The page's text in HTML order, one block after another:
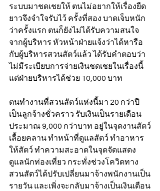
ระบบมาชดเชยให้ ตนไม่อยากให้เรื่องยืด
ยาวจึงจำใจรับไว้ ครั้งที่สอง บาดเจ็บหนัก
ว่าครั้งแรก ตนก็ยังไม่ได้รับความสนใจ
จากผู้บริหาร หัวหน้าฝ่ายแจ้งว่าได้หารือ
กับผู้บริหารสวนสัตว์แล้ว ได้รับคำตอบว่า
ไม่มีระเบียบการจ่ายเงินชดเชยในเรื่องนี้
แต่ฝ่ายบริหารได้ช่วย 10,000 บาท
ตนทำงานที่สวนสัตว์แห่งนี้มา 20 กว่าปี
เป็นลูกจ้างชั่วคราว รับเงินเป็นรายเดือน
ประมาณ 9,000 กว่าบาท อยู่ในจุดงานสัตว์
เลื้อยคลาน ทำหน้าที่ดูแลสัตว์ ทำอาหาร
ให้สัตว์ ทำความสะอาดในจุดจัดแสดง
ดูแลนักท่องเที่ยว กระทั่งช่วงโควิดทาง
สวนสัตว์ได้ปรับเปลี่ยนมาจ้างพนักงานเป็น
รายวัน และเพิ่งจะกลับมาจ้างเป็นเงินเดือน